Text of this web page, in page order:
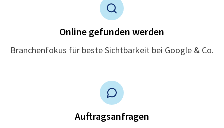
Online gefunden werden
Branchenfokus für beste Sichtbarkeit bei Google & Co.
Auftragsanfragen